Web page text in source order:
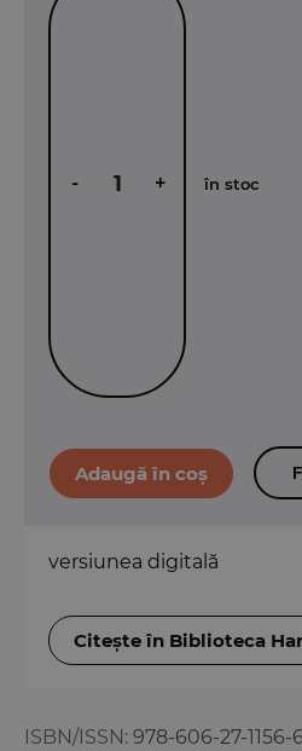
ISBN/ISSN: 978-606-27-1156-6
- + în stoc
versiunea digitală
Citește în Biblioteca